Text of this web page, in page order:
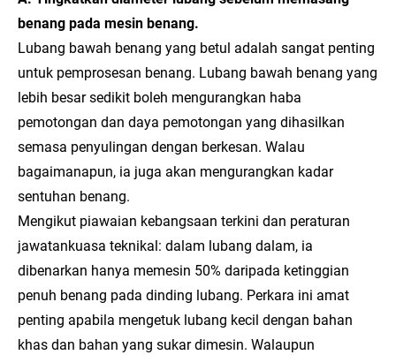
benang pada mesin benang.
Lubang bawah benang yang betul adalah sangat penting
untuk pemprosesan benang. Lubang bawah benang yang
lebih besar sedikit boleh mengurangkan haba
pemotongan dan daya pemotongan yang dihasilkan
semasa penyulingan dengan berkesan. Walau
bagaimanapun, ia juga akan mengurangkan kadar
sentuhan benang.
Mengikut piawaian kebangsaan terkini dan peraturan
jawatankuasa teknikal: dalam lubang dalam, ia
dibenarkan hanya memesin 50% daripada ketinggian
penuh benang pada dinding lubang. Perkara ini amat
penting apabila mengetuk lubang kecil dengan bahan
khas dan bahan yang sukar dimesin. Walaupun